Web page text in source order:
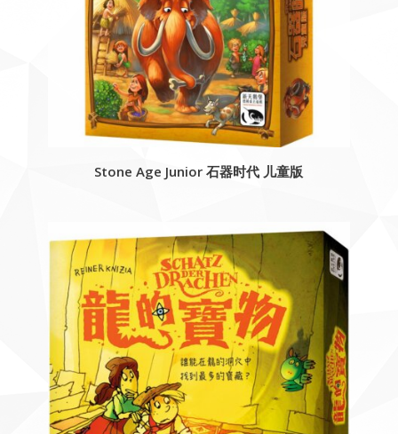
Stone Age Junior 石器时代 儿童版